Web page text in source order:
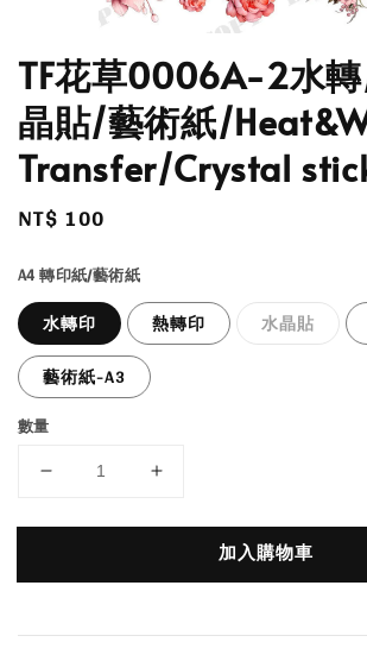
TF花草0006A-2水
晶貼/藝術紙/
Transfer/Crystal
Regular
NT$ 100
A4 轉印紙/藝術紙
水轉印 熱轉印 水晶貼
藝術紙-A3
數量
加入購物車